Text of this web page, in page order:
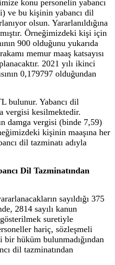
konu personelin yabancı
ve bu kişinin yabancı dil
olsun. Yararlanıldığına
Örneğimizdeki kişi için
900 olduğunu yukarıda
memur maaş katsayısı
2021 yılı ikinci
0,179797 olduğundan
bulunur. Yabancı dil
vergisi kesilmektedir.
damga vergisi (binde 7,59)
kişinin maaşına her
dil tazminatı adıyla
Dil Tazminatından
sayıldığı 375
2814 sayılı kanun
gösterilmek suretiyle
hariç, sözleşmeli
hüküm bulunmadığından
dil tazminatından